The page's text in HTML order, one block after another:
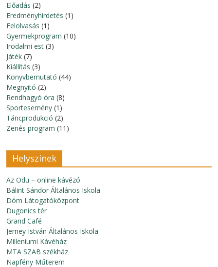
Előadás (2)
Eredményhirdetés (1)
Felolvasás (1)
Gyermekprogram (10)
Irodalmi est (3)
Játék (7)
Kiállítás (3)
Könyvbemutató (44)
Megnyitó (2)
Rendhagyó óra (8)
Sportesemény (1)
Táncprodukció (2)
Zenés program (11)
Helyszínek
Az Odu – online kávézó
Bálint Sándor Általános Iskola
Dóm Látogatóközpont
Dugonics tér
Grand Café
Jerney István Általános Iskola
Milleniumi Kávéház
MTA SZAB székház
Napfény Műterem